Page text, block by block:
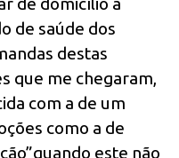
de saúde dos
destas
que me chegaram,
com a de um
como a de
este não